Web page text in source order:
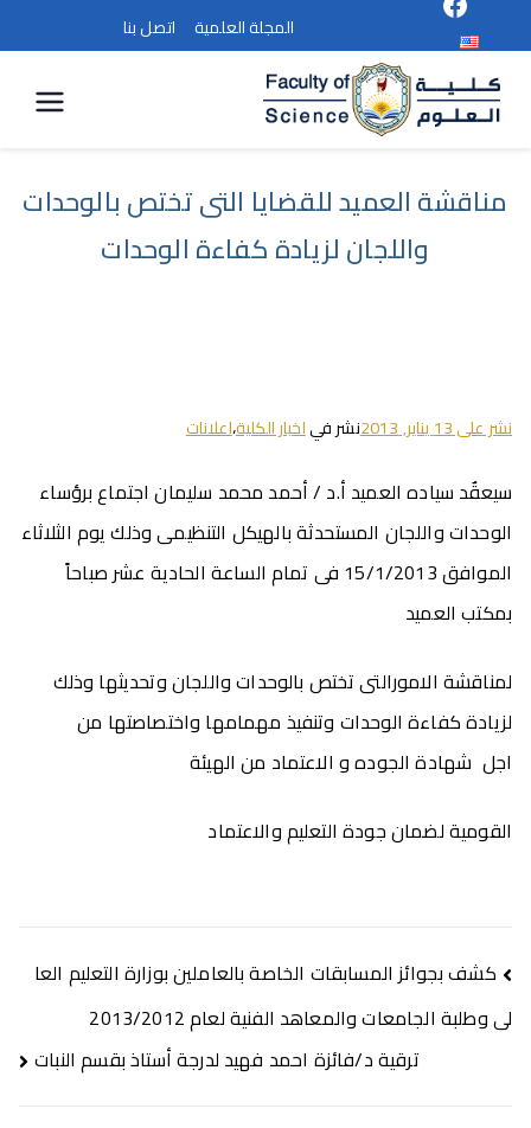
المجلة العلمية اتصل بنا
العلوم
مناقشة العميد للقضايا التى تختص بالوحدات
واللجان لزيادة كفاءة الوحدات
نشر على13 يناير, 2013 نشر فياخبار الكلية،اعلانات
سيعقٌد سياده العميد أ.د / أحمد محمد سليمان اجتماع برؤساء
الوحدات واللجان المستحدثة بالهيكل التنظيمى وذلك يوم الثلاثاء
الموافق 15/1/2013 فى تمام الساعة الحادية عشر صباحاً
بمكتب العميد
لمناقشة الامورالتى تختص بالوحدات واللجان وتحديثها وذلك
لزيادة كفاءة الوحدات وتنفيذ مهمامها واختصاصتها من
اجل شهادة الجوده و الاعتماد من الهيئة
القومية لضمان جودة التعليم والاعتماد
كشف بجوائز المسابقات الخاصة بالعاملين بوزارة التعليم العا
لى وطلبة الجامعات والمعاهد الفنية لعام 2013/2012
ترقية د/فائزة احمد فهيد لدرجة أستاذ بقسم النبات